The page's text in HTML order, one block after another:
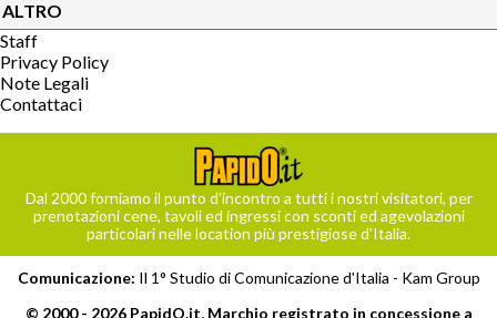
ALTRO
Staff
Privacy Policy
Note Legali
Contattaci
Dal 2000 forniamo il punto d’incontro a tutti i nostri visitatori, per
prenotazioni cene, tavoli ed ingressi con sconti ed agevolazioni
particolari nelle location più prestigiose d’Italia.
Comunicazione: Il 1° Studio di Comunicazione d'Italia - Kam Group
© 2000 - 2026 PapidO.it, Marchio registrato in concessione a